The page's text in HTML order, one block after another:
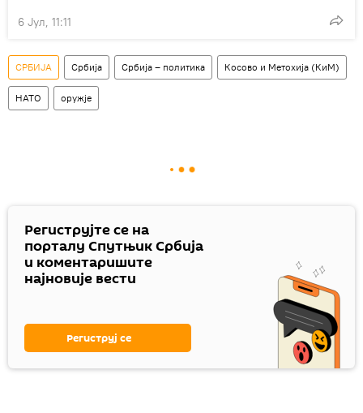
6 Јул, 11:11
СРБИЈА Србија Србија – политика Косово и Метохија (КиМ)
НАТО оружје
Региструјте се на
порталу Спутњик Србија
и коментаришите
најновије вести
Региструј се